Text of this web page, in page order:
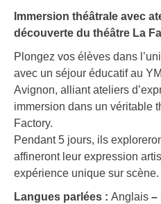
Immersion théâtrale avec
découverte du théâtre La
Plongez vos élèves dans
avec un séjour éducatif au
Avignon, alliant ateliers
immersion dans un véritable
Factory.
Pendant 5 jours, ils
affineront leur expression
expérience unique sur scène.
Langues parlées : Anglais –